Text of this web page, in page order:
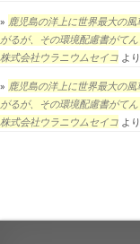
鹿児島の洋上に世界最大の
がるが、その環境配慮書がてん
株式会社ウラニウムセイコ より
鹿児島の洋上に世界最大の
がるが、その環境配慮書がてん
株式会社ウラニウムセイコ より